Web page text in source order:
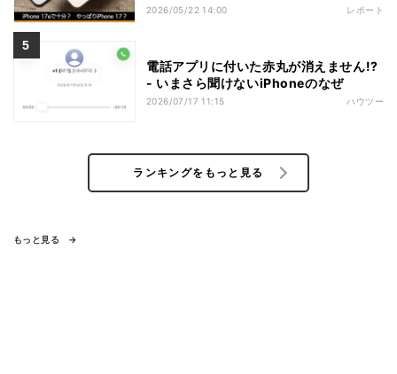
2026/05/22 14:00 レポート
電話アプリに付いた赤丸が消えません!?
- いまさら聞けないiPhoneのなぜ
2026/07/17 11:15 ハウツー
ランキングをもっと見る
もっと見る